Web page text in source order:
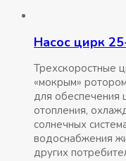
Насос цирк
Трехскоростные
«мокрым»
для обеспечения
отопления,
солнечных
водоснабжения
других